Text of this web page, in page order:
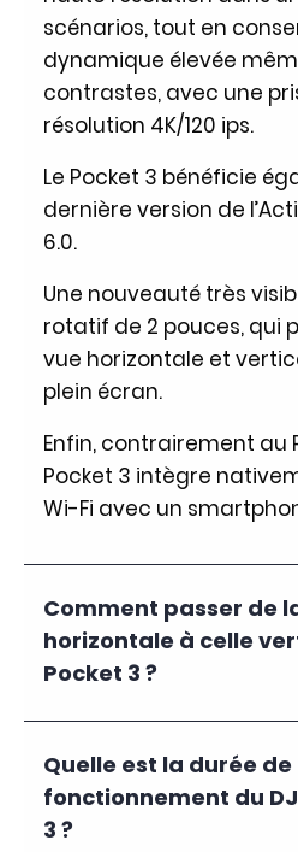
scénarios, tout en
dynamique élevée
contrastes, avec une
résolution 4K/120 ips.
Le Pocket 3 bénéficie
dernière version de
6.0.
Une nouveauté très
rotatif de 2 pouces, qui
vue horizontale et
plein écran.
Enfin, contrairement au
Pocket 3 intègre
Wi-Fi avec un
Comment passer de
horizontale à celle
Pocket 3 ?
Quelle est la durée de
fonctionnement du
3 ?